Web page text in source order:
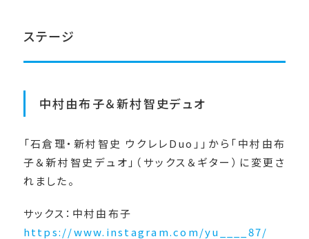
ステージ
中村由布子＆新村智史デュオ
「石倉理・新村智史 ウクレレDuo」」から「中村由布
子＆新村智史デュオ」（サックス＆ギター）に変更さ
れました。
サックス：中村由布子
https://www.instagram.com/yu____87/